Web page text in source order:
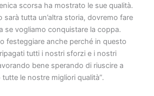
scorsa ha mostrato le sue qualità.
sarà tutta un’altra storia, dovremo fare
se vogliamo conquistare la coppa.
festeggiare anche perché in questo
tutti i nostri sforzi e i nostri
bene sperando di riuscire a
le nostre migliori qualità”.